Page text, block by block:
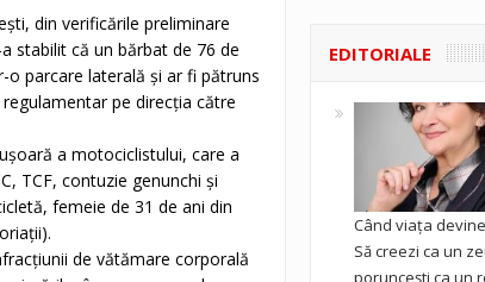
din verificările preliminare
stabilit că un bărbat de 76 de
o parcare laterală și ar fi pătruns
pe direcția către
a motociclistului, care a
TCF, contuzie genunchi și
femeie de 31 de ani din
de vătămare corporală
EDITORIALE
Când viața
Să creezi ca un